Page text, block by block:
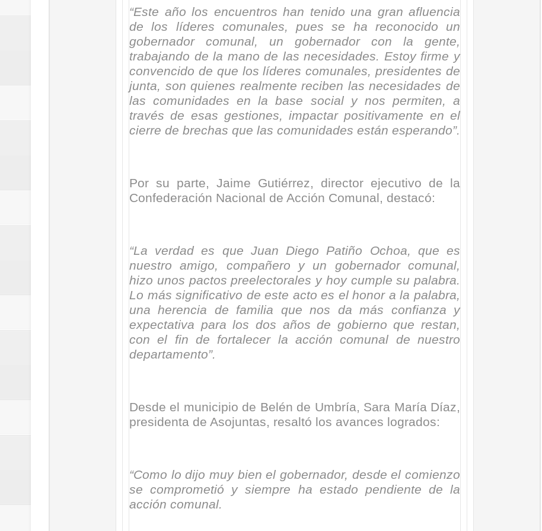
“Este año los encuentros han tenido una gran afluencia
de los líderes comunales, pues se ha reconocido un
gobernador comunal, un gobernador con la gente,
trabajando de la mano de las necesidades. Estoy firme y
convencido de que los líderes comunales, presidentes de
junta, son quienes realmente reciben las necesidades de
las comunidades en la base social y nos permiten, a
través de esas gestiones, impactar positivamente en el
cierre de brechas que las comunidades están esperando”.
Por su parte, Jaime Gutiérrez, director ejecutivo de la
Confederación Nacional de Acción Comunal, destacó:
“La verdad es que Juan Diego Patiño Ochoa, que es
nuestro amigo, compañero y un gobernador comunal,
hizo unos pactos preelectorales y hoy cumple su palabra.
Lo más significativo de este acto es el honor a la palabra,
una herencia de familia que nos da más confianza y
expectativa para los dos años de gobierno que restan,
con el fin de fortalecer la acción comunal de nuestro
departamento”.
Desde el municipio de Belén de Umbría, Sara María Díaz,
presidenta de Asojuntas, resaltó los avances logrados:
“Como lo dijo muy bien el gobernador, desde el comienzo
se comprometió y siempre ha estado pendiente de la
acción comunal.